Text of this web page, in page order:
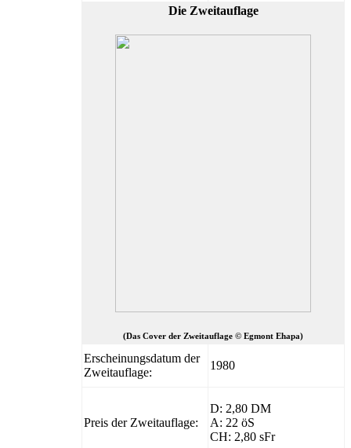
Die Zweitauflage
(Das Cover der Zweitauflage © Egmont Ehapa)
Erscheinungsdatum der
Zweitauflage:
1980
Preis der Zweitauflage:
D: 2,80 DM
A: 22 öS
CH: 2,80 sFr